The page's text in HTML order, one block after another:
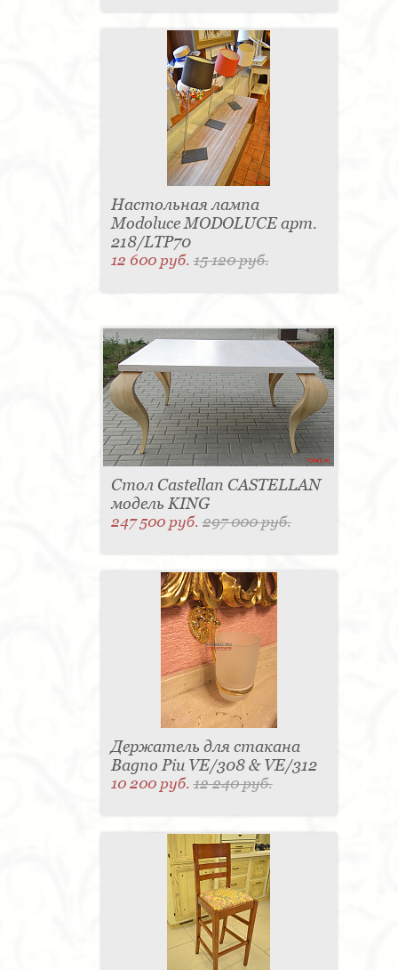
Настольная лампа
Modoluce MODOLUCE арт.
218/LTP70
12 600 руб.15 120 руб.
Стол Castellan CASTELLAN
модель KING
247 500 руб.297 000 руб.
Держатель для стакана
Bagno Piu VE/308 & VE/312
10 200 руб.12 240 руб.